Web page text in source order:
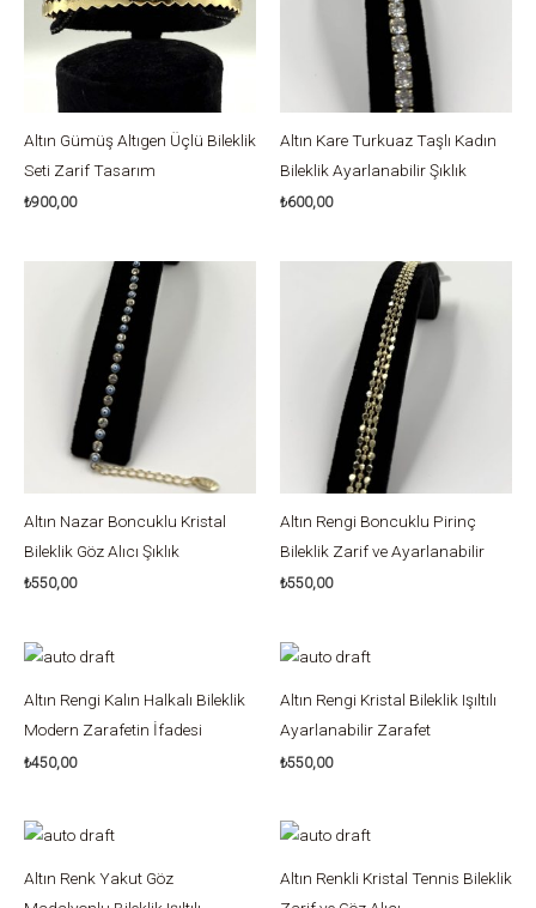
Altın Gümüş Altıgen Üçlü Bileklik
Seti Zarif Tasarım
₺900,00
Altın Kare Turkuaz Taşlı Kadın
Bileklik Ayarlanabilir Şıklık
₺600,00
Altın Nazar Boncuklu Kristal
Bileklik Göz Alıcı Şıklık
₺550,00
Altın Rengi Boncuklu Pirinç
Bileklik Zarif ve Ayarlanabilir
₺550,00
Altın Rengi Kalın Halkalı Bileklik
Modern Zarafetin İfadesi
₺450,00
Altın Rengi Kristal Bileklik Işıltılı
Ayarlanabilir Zarafet
₺550,00
Altın Renk Yakut Göz
Altın Renkli Kristal Tennis Bileklik